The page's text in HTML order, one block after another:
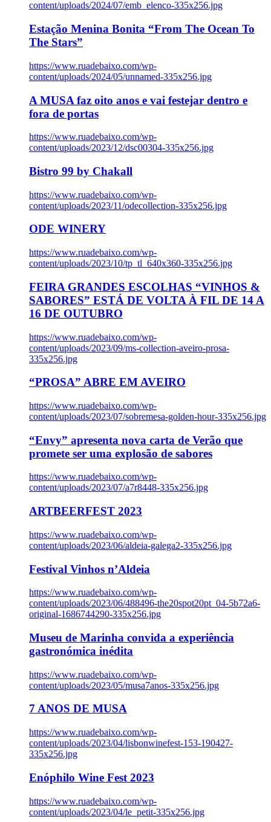
content/uploads/2024/07/emb_elenco-335x256.jpg
Estação Menina Bonita “From The Ocean To
The Stars”
https://www.ruadebaixo.com/wp-
content/uploads/2024/05/unnamed-335x256.jpg
A MUSA faz oito anos e vai festejar dentro e
fora de portas
https://www.ruadebaixo.com/wp-
content/uploads/2023/12/dsc00304-335x256.jpg
Bistro 99 by Chakall
https://www.ruadebaixo.com/wp-
content/uploads/2023/11/odecollection-335x256.jpg
ODE WINERY
https://www.ruadebaixo.com/wp-
content/uploads/2023/10/tp_tl_640x360-335x256.jpg
FEIRA GRANDES ESCOLHAS “VINHOS &
SABORES” ESTÁ DE VOLTA À FIL DE 14 A
16 DE OUTUBRO
https://www.ruadebaixo.com/wp-
content/uploads/2023/09/ms-collection-aveiro-prosa-
335x256.jpg
“PROSA” ABRE EM AVEIRO
https://www.ruadebaixo.com/wp-
content/uploads/2023/07/sobremesa-golden-hour-335x256.jpg
“Envy” apresenta nova carta de Verão que
promete ser uma explosão de sabores
https://www.ruadebaixo.com/wp-
content/uploads/2023/07/a7r8448-335x256.jpg
ARTBEERFEST 2023
https://www.ruadebaixo.com/wp-
content/uploads/2023/06/aldeia-galega2-335x256.jpg
Festival Vinhos n’Aldeia
https://www.ruadebaixo.com/wp-
content/uploads/2023/06/488496-the20spot20pt_04-5b72a6-
original-1686744290-335x256.jpg
Museu de Marinha convida a experiência
gastronómica inédita
https://www.ruadebaixo.com/wp-
content/uploads/2023/05/musa7anos-335x256.jpg
7 ANOS DE MUSA
https://www.ruadebaixo.com/wp-
content/uploads/2023/04/lisbonwinefest-153-190427-
335x256.jpg
Enóphilo Wine Fest 2023
https://www.ruadebaixo.com/wp-
content/uploads/2023/04/le_petit-335x256.jpg